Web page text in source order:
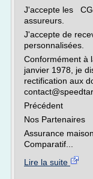
J'accepte les
assureurs.
J'accepte de
personnalisées.
Conformément à
janvier 1978, je
rectification aux
Précédent
Nos Partenaires
Assurance
Comparatif...
Lire la suite